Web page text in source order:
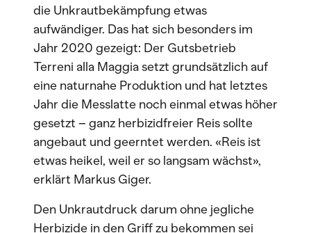
die Unkrautbekämpfung etwas
aufwändiger. Das hat sich besonders im
Jahr 2020 gezeigt: Der Gutsbetrieb
Terreni alla Maggia setzt grundsätzlich auf
eine naturnahe Produktion und hat letztes
Jahr die Messlatte noch einmal etwas höher
gesetzt – ganz herbizidfreier Reis sollte
angebaut und geerntet werden. «Reis ist
etwas heikel, weil er so langsam wächst»,
erklärt Markus Giger.
Den Unkrautdruck darum ohne jegliche
Herbizide in den Griff zu bekommen sei